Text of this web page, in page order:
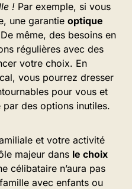
! Par exemple, si vous
une garantie optique
même, des besoins en
régulières avec des
votre choix. En
vous pourrez dresser
pour vous et
par des options inutiles.
et votre activité
majeur dans le choix
célibataire n’aura pas
avec enfants ou